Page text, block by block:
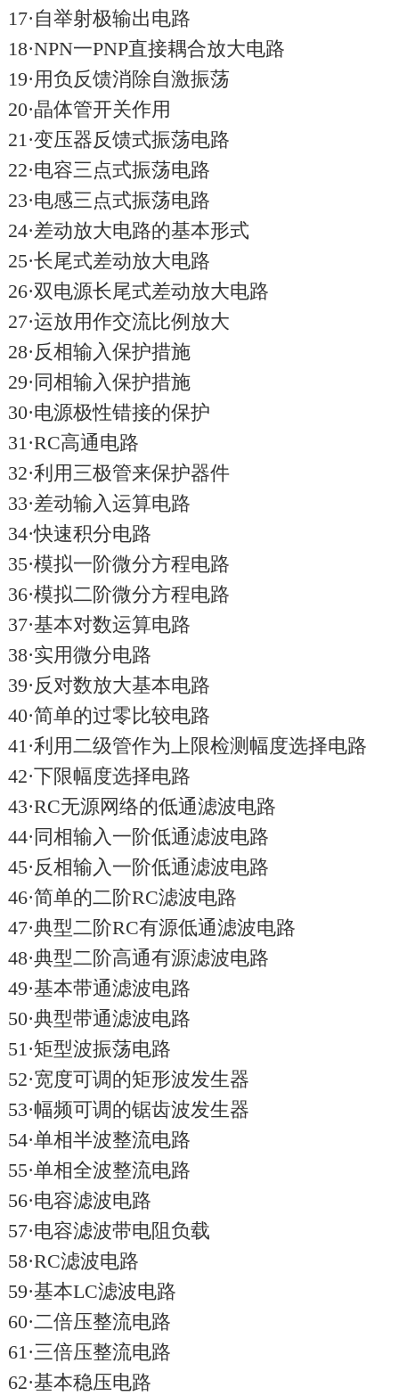
17·自举射极输出电路
18·NPN一PNP直接耦合放大电路
19·用负反馈消除自激振荡
20·晶体管开关作用
21·变压器反馈式振荡电路
22·电容三点式振荡电路
23·电感三点式振荡电路
24·差动放大电路的基本形式
25·长尾式差动放大电路
26·双电源长尾式差动放大电路
27·运放用作交流比例放大
28·反相输入保护措施
29·同相输入保护措施
30·电源极性错接的保护
31·RC高通电路
32·利用三极管来保护器件
33·差动输入运算电路
34·快速积分电路
35·模拟一阶微分方程电路
36·模拟二阶微分方程电路
37·基本对数运算电路
38·实用微分电路
39·反对数放大基本电路
40·简单的过零比较电路
41·利用二级管作为上限检测幅度选择电路
42·下限幅度选择电路
43·RC无源网络的低通滤波电路
44·同相输入一阶低通滤波电路
45·反相输入一阶低通滤波电路
46·简单的二阶RC滤波电路
47·典型二阶RC有源低通滤波电路
48·典型二阶高通有源滤波电路
49·基本带通滤波电路
50·典型带通滤波电路
51·矩型波振荡电路
52·宽度可调的矩形波发生器
53·幅频可调的锯齿波发生器
54·单相半波整流电路
55·单相全波整流电路
56·电容滤波电路
57·电容滤波带电阻负载
58·RC滤波电路
59·基本LC滤波电路
60·二倍压整流电路
61·三倍压整流电路
62·基本稳压电路